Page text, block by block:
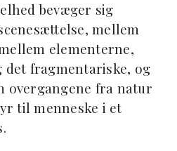
bevæger sig
mellem
elementerne,
det fragmentariske, og
overgangene fra natur
til menneske i et